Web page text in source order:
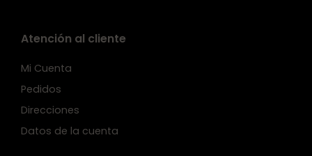
Atención al cliente
Mi Cuenta
Pedidos
Direcciones
Datos de la cuenta